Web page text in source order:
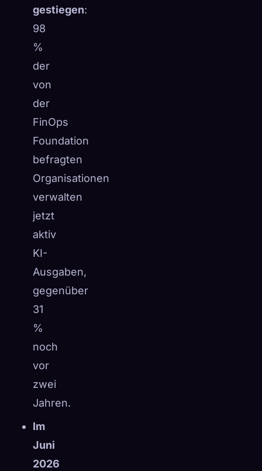
gestiegen:
98
%
der
von
der
FinOps
Foundation
befragten
Organisationen
verwalten
jetzt
aktiv
KI-
Ausgaben,
gegenüber
31
%
noch
vor
zwei
Jahren.
Im
Juni
2026